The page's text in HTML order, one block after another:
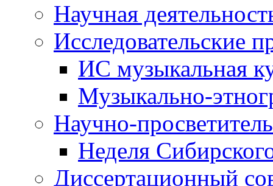
Научная
Исследовательские
ИС музыкальная
Музыкально-
Научно-
Неделя
Диссертационный